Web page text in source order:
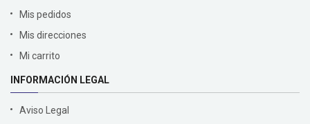
Mis pedidos
Mis direcciones
Mi carrito
INFORMACIÓN LEGAL
Aviso Legal